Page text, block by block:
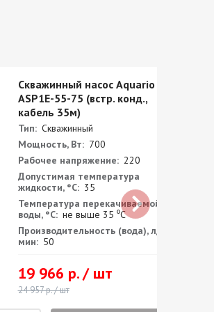
Скважинный насос Aquario
ASP1E-55-75 (встр. конд.,
кабель 35м)
Тип: Скважинный
Мощность, Вт: 700
Рабочее напряжение: 220
Допустимая температура
жидкости, °С: 35
Температура перекачиваемой
воды, °С: не выше 35 ⁰С
Производительность (вода), л/
мин: 50
19 966 р. / шт
24 957 р. / шт